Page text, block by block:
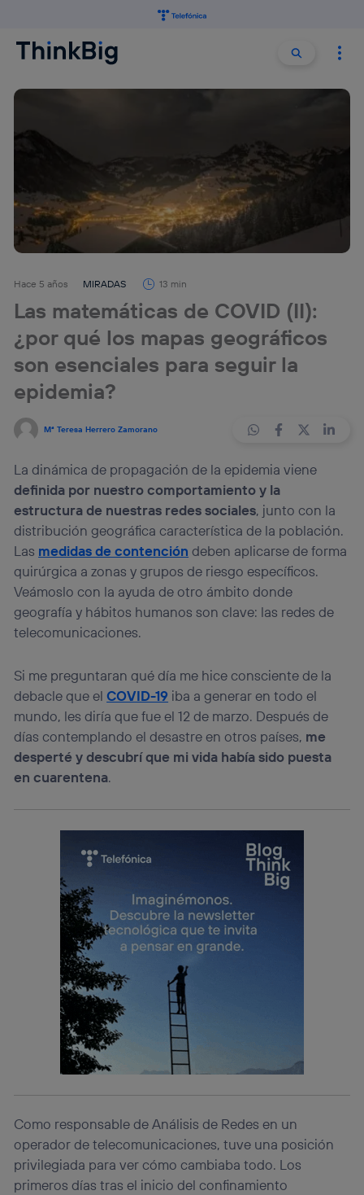
Buscar
Hace 5 años MIRADAS 13 min
Las matemáticas de COVID (II):
¿por qué los mapas geográficos
son esenciales para seguir la
epidemia?
Mª Teresa Herrero Zamorano
La dinámica de propagación de la epidemia viene
definida por nuestro comportamiento y la
estructura de nuestras redes sociales, junto con la
distribución geográfica característica de la población.
Las medidas de contención deben aplicarse de forma
quirúrgica a zonas y grupos de riesgo específicos.
Veámoslo con la ayuda de otro ámbito donde
geografía y hábitos humanos son clave: las redes de
telecomunicaciones.
Si me preguntaran qué día me hice consciente de la
debacle que elCOVID-19 iba a generar en todo el
mundo, les diría que fue el 12 de marzo. Después de
días contemplando el desastre en otros países, me
desperté y descubrí que mi vida había sido puesta
en cuarentena.
Como responsable de Análisis de Redes en un
operador de telecomunicaciones, tuve una posición
privilegiada para ver cómo cambiaba todo. Los
primeros días tras el inicio del confinamiento